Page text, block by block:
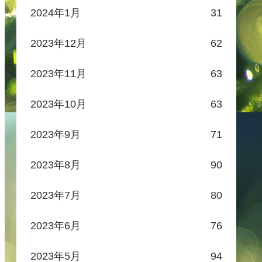
2024年1月 31
2023年12月 62
2023年11月 63
2023年10月 63
2023年9月 71
2023年8月 90
2023年7月 80
2023年6月 76
2023年5月 94